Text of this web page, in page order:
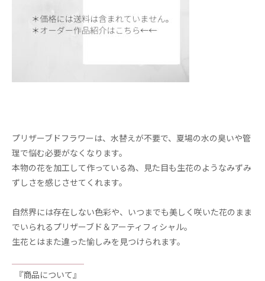
プリザーブドフラワーは、水替えが不要で、夏場の水の臭いや管
理で悩む必要がなくなります。
本物の花を加工して作っている為、見た目も生花のようなみずみ
ずしさを感じさせてくれます。
自然界には存在しない色彩や、いつまでも美しく咲いた花のまま
でいられるプリザーブド＆アーティフィシャル。
生花とはまた違った愉しみを見つけられます。
『商品について』